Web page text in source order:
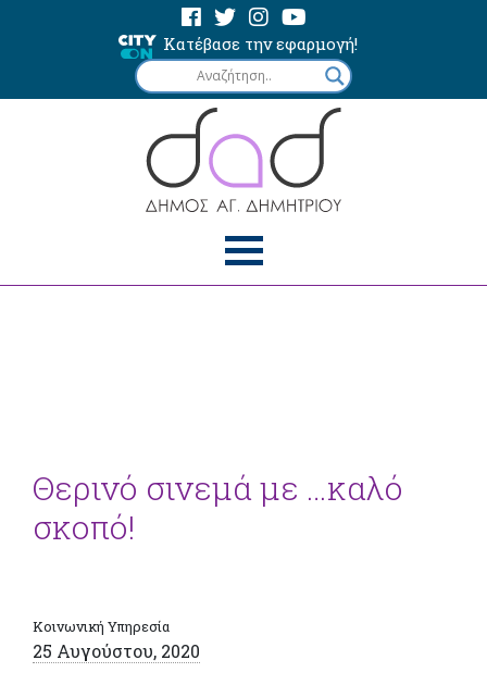
Κατέβασε την εφαρμογή!
Θερινό σινεμά με …καλό
σκοπό!
Κοινωνική Υπηρεσία
25 Αυγούστου, 2020